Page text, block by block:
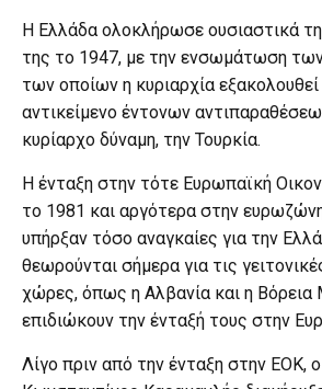
Η Ελλάδα ολοκλήρωσε ουσιαστικά
της το 1947, με την ενσωμάτωση
των οποίων η κυριαρχία
αντικείμενο έντονων
κυρίαρχο δύναμη, την Τουρκία.
Η ένταξη στην τότε Ευρωπαϊκή
το 1981 και αργότερα στην
υπήρξαν τόσο αναγκαίες για την
θεωρούνται σήμερα για τις
χώρες, όπως η Αλβανία και η Βόρεια
επιδιώκουν την ένταξή τους στην
Λίγο πριν από την ένταξη στην ΕΟΚ,